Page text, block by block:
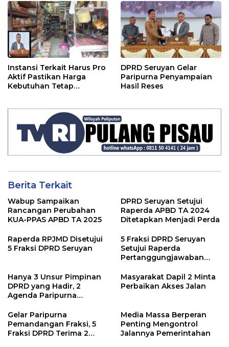
Instansi Terkait Harus Pro
Aktif Pastikan Harga
Kebutuhan Tetap
DPRD Seruyan Gelar
Paripurna Penyampaian
Hasil Reses
Berita Terkait
Wabup Sampaikan
Rancangan Perubahan
KUA-PPAS APBD TA 2025
DPRD Seruyan Setujui
Raperda APBD TA 2024
Ditetapkan Menjadi Perda
Raperda RPJMD Disetujui
5 Fraksi DPRD Seruyan
5 Fraksi DPRD Seruyan
Setujui Raperda
Pertanggungjawaban
2024
Hanya 3 Unsur Pimpinan
DPRD yang Hadir, 2
Agenda Paripurna
Masyarakat Dapil 2 Minta
Perbaikan Akses Jalan
Gelar Paripurna
Pemandangan Fraksi, 5
Fraksi DPRD Terima 2
Media Massa Berperan
Penting Mengontrol
Jalannya Pemerintahan